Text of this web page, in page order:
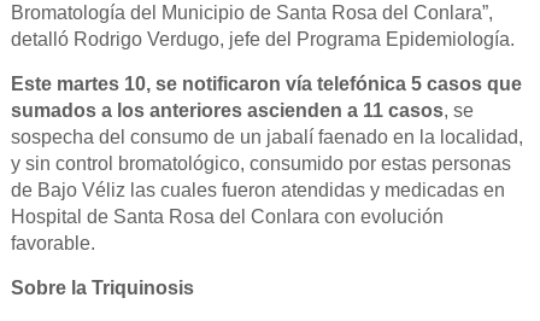
Bromatología del Municipio de Santa Rosa del Conlara”,
detalló Rodrigo Verdugo, jefe del Programa Epidemiología.
Este martes 10, se notificaron vía telefónica 5 casos que
sumados a los anteriores ascienden a 11 casos, se
sospecha del consumo de un jabalí faenado en la localidad,
y sin control bromatológico, consumido por estas personas
de Bajo Véliz las cuales fueron atendidas y medicadas en
Hospital de Santa Rosa del Conlara con evolución
favorable.
Sobre la Triquinosis